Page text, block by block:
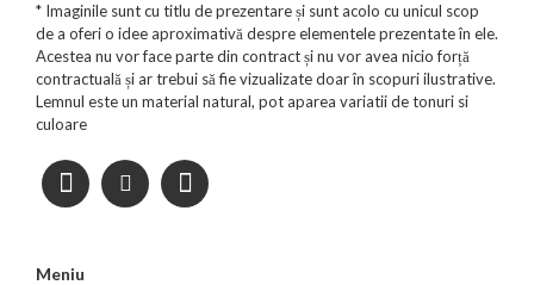
* Imaginile sunt cu titlu de prezentare și sunt acolo cu unicul scop
de a oferi o idee aproximativă despre elementele prezentate în ele.
Acestea nu vor face parte din contract și nu vor avea nicio forță
contractuală și ar trebui să fie vizualizate doar în scopuri ilustrative.
Lemnul este un material natural, pot aparea variatii de tonuri si
culoare
Meniu